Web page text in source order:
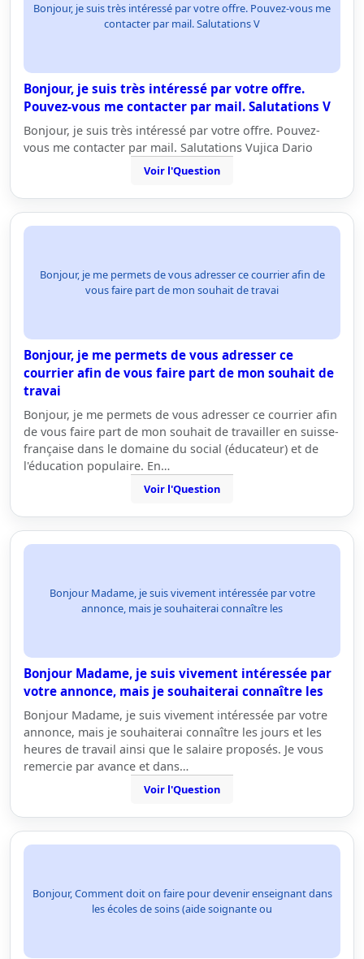
Bonjour, je suis très intéressé par votre offre. Pouvez-vous me
contacter par mail. Salutations V
Bonjour, je suis très intéressé par votre offre.
Pouvez-vous me contacter par mail. Salutations V
Bonjour, je suis très intéressé par votre offre. Pouvez-
vous me contacter par mail. Salutations Vujica Dario
Voir l'Question
Bonjour, je me permets de vous adresser ce courrier afin de
vous faire part de mon souhait de travai
Bonjour, je me permets de vous adresser ce
courrier afin de vous faire part de mon souhait de
travai
Bonjour, je me permets de vous adresser ce courrier afin
de vous faire part de mon souhait de travailler en suisse-
française dans le domaine du social (éducateur) et de
l'éducation populaire. En…
Voir l'Question
Bonjour Madame, je suis vivement intéressée par votre
annonce, mais je souhaiterai connaître les
Bonjour Madame, je suis vivement intéressée par
votre annonce, mais je souhaiterai connaître les
Bonjour Madame, je suis vivement intéressée par votre
annonce, mais je souhaiterai connaître les jours et les
heures de travail ainsi que le salaire proposés. Je vous
remercie par avance et dans…
Voir l'Question
Bonjour, Comment doit on faire pour devenir enseignant dans
les écoles de soins (aide soignante ou